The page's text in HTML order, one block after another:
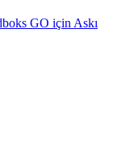
GO için Askı